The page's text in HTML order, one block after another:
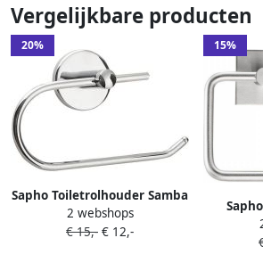
Vergelijkbare producten
20%
Sapho Toiletrolhouder Samba
16.8x9.8 Chroom
2 webshops
€ 15,- € 12,-
15%